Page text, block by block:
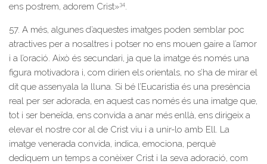
ens postrem, adorem Crist»34.
57. A més, algunes d’aquestes imatges poden semblar poc
atractives per a nosaltres i potser no ens mouen gaire a l’amor
i a l’oració. Això és secundari, ja que la imatge és només una
figura motivadora i, com dirien els orientals, no s’ha de mirar el
dit que assenyala la lluna. Si bé l’Eucaristia és una presència
real per ser adorada, en aquest cas només és una imatge que,
tot i ser beneïda, ens convida a anar més enllà, ens dirigeix a
elevar el nostre cor al de Crist viu i a unir-lo amb Ell. La
imatge venerada convida, indica, emociona, perquè
dediquem un temps a conèixer Crist i la seva adoració, com